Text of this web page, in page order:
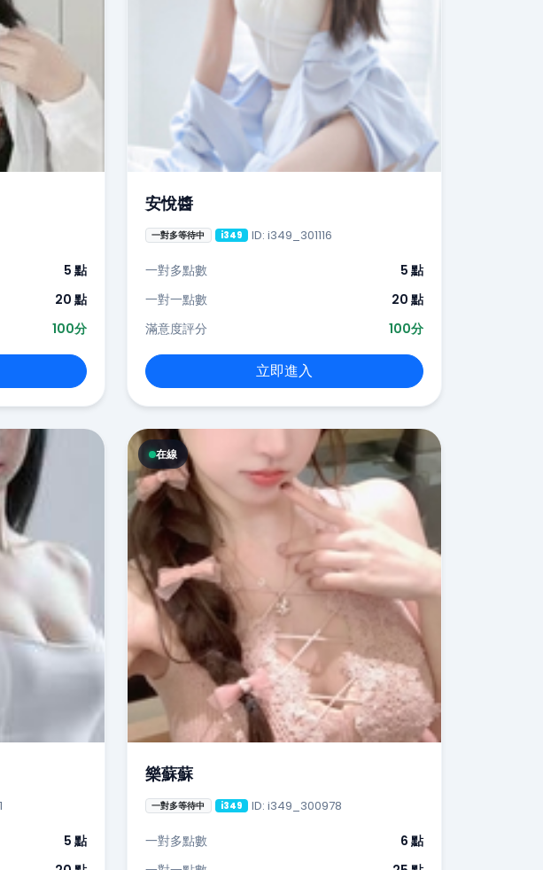
5 點
20 點
100分
安悅醬
一對多等待中 i349 ID: i349_301116
一對多點數
5 點
一對一點數
20 點
滿意度評分
100分
立即進入
5 點
在線
樂蘇蘇
一對多等待中 i349 ID: i349_300978
一對多點數
6 點